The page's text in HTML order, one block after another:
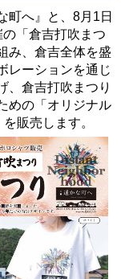
町へ』と、8月1日
の「倉吉打吹まつ
み、倉吉全体を盛
レーションを通じ
、倉吉打吹まつり
めの「オリジナル
販売します。